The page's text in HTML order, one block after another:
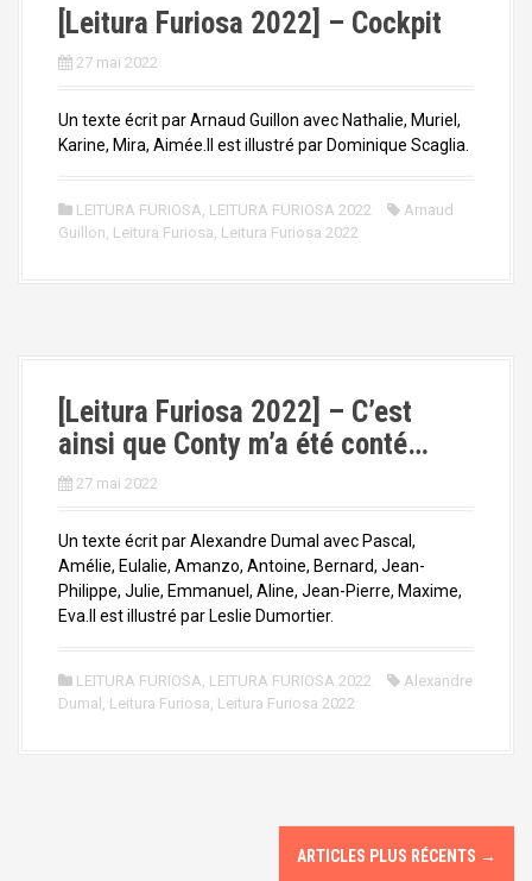
[Leitura Furiosa 2022] – Cockpit
27 mai 2022
Un texte écrit par Arnaud Guillon avec Nathalie, Muriel,
Karine, Mira, Aimée.Il est illustré par Dominique Scaglia.
LEITURA FURIOSA, LEITURA FURIOSA 2022
Arnaud
Guillon, Leitura Furiosa, Leitura Furiosa 2022
[Leitura Furiosa 2022] – C’est
ainsi que Conty m’a été conté…
27 mai 2022
Un texte écrit par Alexandre Dumal avec Pascal,
Amélie, Eulalie, Amanzo, Antoine, Bernard, Jean-
Philippe, Julie, Emmanuel, Aline, Jean-Pierre, Maxime,
Eva.Il est illustré par Leslie Dumortier.
LEITURA FURIOSA, LEITURA FURIOSA 2022
Alexandre
Dumal , Leitura Furiosa, Leitura Furiosa 2022
ARTICLES PLUS RÉCENTS →